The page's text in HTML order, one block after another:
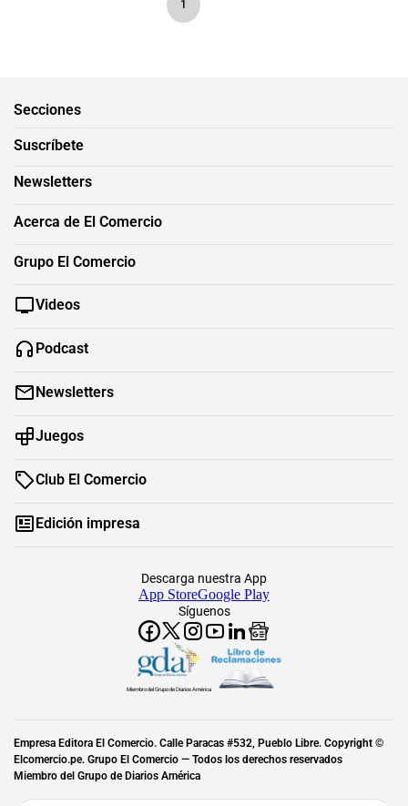
1
Secciones
Suscríbete
Newsletters
Acerca de El Comercio
Grupo El Comercio
Videos
Podcast
Newsletters
Juegos
Club El Comercio
Edición impresa
Síguenos
Descarga nuestra App
App StoreGoogle Play
Miembro del Grupo de Diarios América
Empresa Editora El Comercio. Calle Paracas #532, Pueblo Libre. Copyright ©
Elcomercio.pe. Grupo El Comercio — Todos los derechos reservados
Miembro del Grupo de Diarios América